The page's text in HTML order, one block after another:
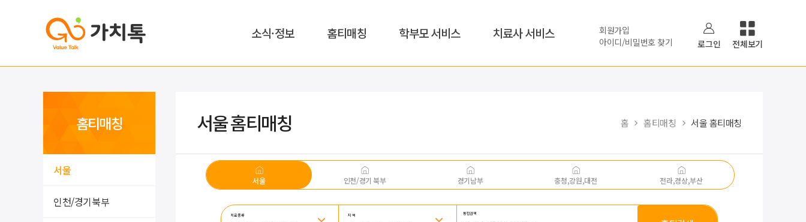
소식·정보 홈티매칭 학부모 서비스 치료사 서비스
회원가입
아이디/비밀번호 찾기
로그인 전체보기
홈티매칭
서울
인천/경기북부
서울 홈티매칭 홈 홈티매칭 서울 홈티매칭
서울 인천/경기 북부 경기남부 충청,강원,대전 전라,경상,부산
치료종류 지 역 통합검색